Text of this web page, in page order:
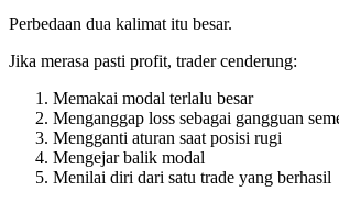
Perbedaan dua kalimat itu besar.
Jika merasa pasti profit, trader cenderung:
Memakai modal terlalu besar
Menganggap loss sebagai gangguan
Mengganti aturan saat posisi rugi
Mengejar balik modal
Menilai diri dari satu trade yang berhasil